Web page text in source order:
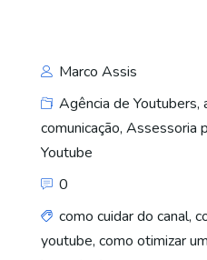
Marco Assis
Agência de Youtubers,
comunicação, Assessoria
Youtube
0
como cuidar do canal,
youtube, como otimizar